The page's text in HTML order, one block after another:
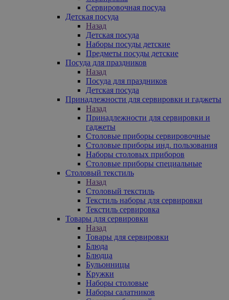
Сервировочная посуда
Детская посуда
Назад
Детская посуда
Наборы посуды детские
Предметы посуды детские
Посуда для праздников
Назад
Посуда для праздников
Детская посуда
Принадлежности для сервировки и гаджеты
Назад
Принадлежности для сервировки и
гаджеты
Столовые приборы сервировочные
Столовые приборы инд. пользования
Наборы столовых приборов
Столовые приборы специальные
Столовый текстиль
Назад
Столовый текстиль
Текстиль наборы для сервировки
Текстиль сервировка
Товары для сервировки
Назад
Товары для сервировки
Блюда
Блюдца
Бульонницы
Кружки
Наборы столовые
Наборы салатников